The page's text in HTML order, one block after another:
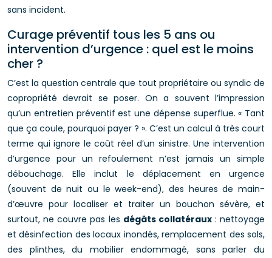
sans incident.
Curage préventif tous les 5 ans ou
intervention d’urgence : quel est le moins
cher ?
C’est la question centrale que tout propriétaire ou syndic de
copropriété devrait se poser. On a souvent l’impression
qu’un entretien préventif est une dépense superflue. « Tant
que ça coule, pourquoi payer ? ». C’est un calcul à très court
terme qui ignore le coût réel d’un sinistre. Une intervention
d’urgence pour un refoulement n’est jamais un simple
débouchage. Elle inclut le déplacement en urgence
(souvent de nuit ou le week-end), des heures de main-
d’œuvre pour localiser et traiter un bouchon sévère, et
surtout, ne couvre pas les dégâts collatéraux: nettoyage
et désinfection des locaux inondés, remplacement des sols,
des plinthes, du mobilier endommagé, sans parler du